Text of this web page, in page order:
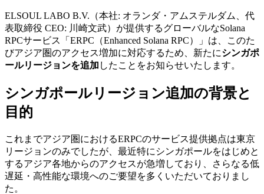
ELSOUL LABO B.V.（本社: オランダ・アムステルダム、代
表取締役 CEO: 川崎文武）が提供するグローバルなSolana
RPCサービス「ERPC（Enhanced Solana RPC）」は、このた
びアジア圏のアクセス増加に対応するため、新たにシンガポ
ールリージョンを追加 したことをお知らせいたします。
シンガポールリージョン追加の背景と
目的
これまでアジア圏におけるERPCのサービス提供拠点は東京
リージョンのみでしたが、最近特にシンガポールをはじめと
するアジア各地からのアクセスが急増しており、さらなる低
遅延・高性能な環境へのご要望を多くいただいておりまし
た。